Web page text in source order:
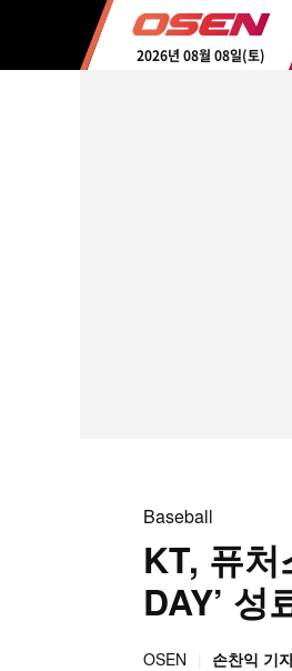
2026년 08월 08일(토)
Baseball
KT, 퓨
DAY’ 성
OSEN 손찬익 기